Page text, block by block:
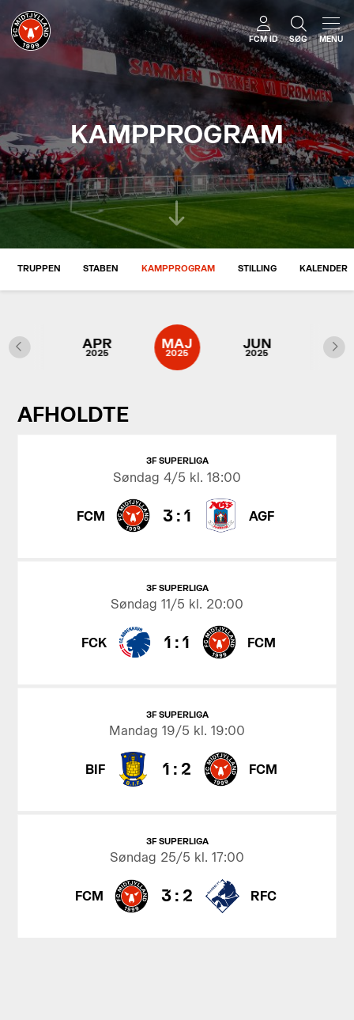
FCM ID SØG MENU
KAMPPROGRAM
TRUPPEN STABEN KAMPPROGRAM STILLING KALENDER
MAR
2025
APR
2025
MAJ
2025
JUN
2025
JUL
2025
AFHOLDTE
3F SUPERLIGA
Søndag 4/5 kl. 18:00
FCM 3 : 1 AGF
3F SUPERLIGA
Søndag 11/5 kl. 20:00
FCK 1 : 1 FCM
3F SUPERLIGA
Mandag 19/5 kl. 19:00
BIF 1 : 2 FCM
3F SUPERLIGA
Søndag 25/5 kl. 17:00
FCM 3 : 2 RFC